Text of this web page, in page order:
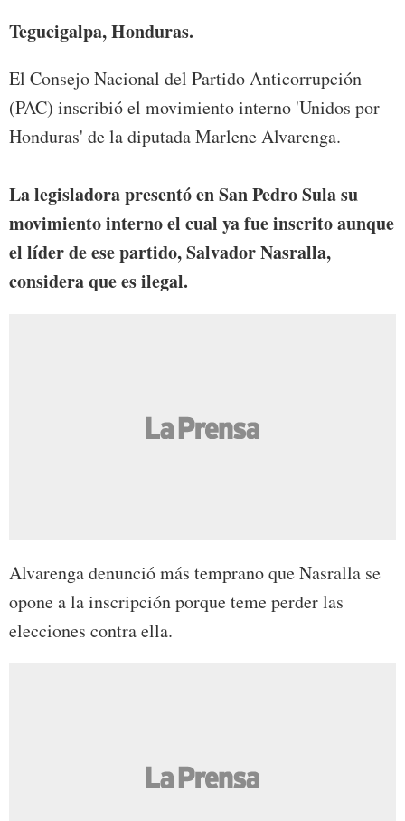
Tegucigalpa, Honduras.
El Consejo Nacional del Partido Anticorrupción
(PAC) inscribió el movimiento interno 'Unidos por
Honduras' de la diputada Marlene Alvarenga.
La legisladorapresentó en San Pedro Sula su
movimiento interno el cual ya fue inscrito aunque
el líder de ese partido, Salvador Nasralla,
considera que es ilegal.
Alvarenga denunció más temprano que Nasralla se
opone a la inscripción porque teme perder las
elecciones contra ella.